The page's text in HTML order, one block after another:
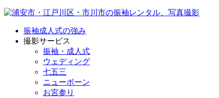
振袖成人式の強み
撮影サービス
振袖・成人式
ウェディング
七五三
ニューボーン
お宮参り